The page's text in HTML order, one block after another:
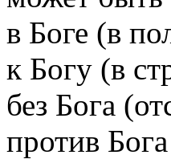
в Боге (в
к Богу (в
без Бога
против